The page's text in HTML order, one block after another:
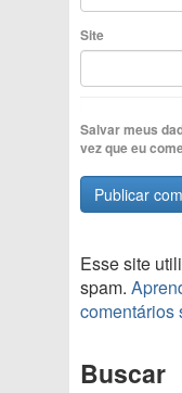
Site
Salvar meus
vez que eu
Esse site
spam.
comentários
Buscar